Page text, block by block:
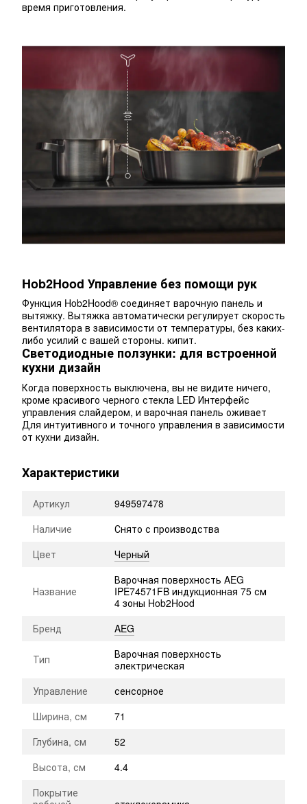
время приготовления.
Hob2Hood Управление без помощи рук
Функция Hob2Hood® соединяет варочную панель и
вытяжку. Вытяжка автоматически регулирует скорость
вентилятора в зависимости от температуры, без каких-
либо усилий с вашей стороны. кипит.
Светодиодные ползунки: для встроенной
кухни дизайн
Когда поверхность выключена, вы не видите ничего,
кроме красивого черного стекла LED Интерфейс
управления слайдером, и варочная панель оживает
Для интуитивного и точного управления в зависимости
от кухни дизайн.
Характеристики
Артикул
949597478
Наличие
Снято с производства
Цвет
Черный
Название
Варочная поверхность AEG
IPE74571FB индукционная 75 см
4 зоны Hob2Hood
Бренд
AEG
Тип
Варочная поверхность
электрическая
Управление
сенсорное
Ширина, см
71
Глубина, см
52
Высота, см
4.4
Покрытие